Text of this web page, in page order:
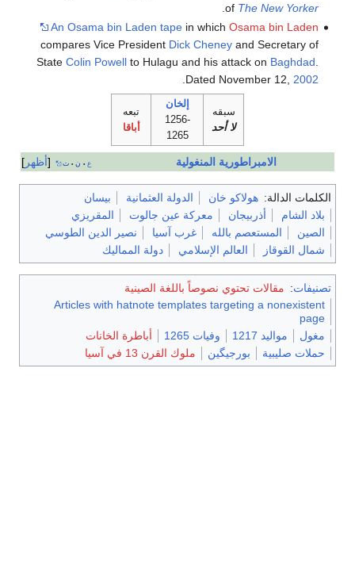
of The New Yorker
An Osama bin Laden tapein which Osama bin Laden
compares Vice President Dick Cheneyand Secretary of
State Colin Powellto Hulagu and his attack on Baghdad
Dated November 12, 2002
سبقه
لا أحد
إلخان
1256-
1265
تبعه
أباقا
أظهر ع • ن • ت الامبراطورية المنغولية
الكلمات الدالة: هولاكو خان الدولة العثمانية
بيسان
بلاد الشام
أذربيجان معركة عين جالوت
المقريزي
الصين
المستعصم بالله غرب آسيا
نصير الدين الطوسي
شمال القوقاز
العالم الإسلامي دولة المماليك
تصنيفات: مقالات تحتوي نصوصاً باللغة الصينية
Articles with hatnote templates targeting a nonexistent
page
مغول
مواليد 1217 وفيات 1265
أباطرة الخانات
حملات صليبية
بورجيگين ملوك القرن 13 في آسيا